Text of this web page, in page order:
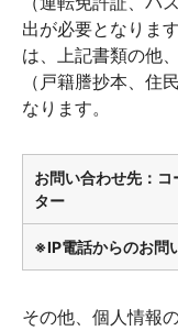
出が必要となりま
は、上記書類の他
（戸籍謄抄本、住
なります。
お問い合わせ先：コ
ター
※IP電話からのお問
その他、個人情報